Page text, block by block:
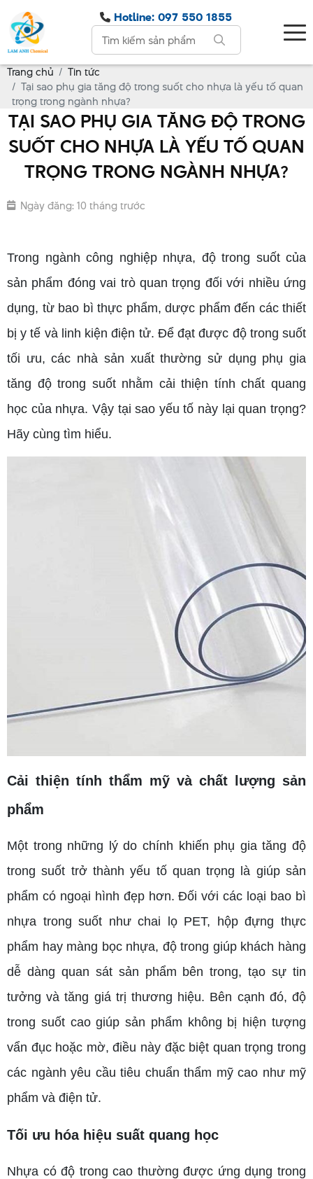
Hotline: 097 550 1855
Trang chủ
Tin tức
Tại sao phụ gia tăng độ trong suốt cho nhựa là yếu tố quan
trọng trong ngành nhựa?
TẠI SAO PHỤ GIA TĂNG ĐỘ TRONG
SUỐT CHO NHỰA LÀ YẾU TỐ QUAN
TRỌNG TRONG NGÀNH NHỰA?
Ngày đăng: 10 tháng trước
Trong ngành công nghiệp nhựa, độ trong suốt của
sản phẩm đóng vai trò quan trọng đối với nhiều ứng
dụng, từ bao bì thực phẩm, dược phẩm đến các thiết
bị y tế và linh kiện điện tử. Để đạt được độ trong suốt
tối ưu, các nhà sản xuất thường sử dụng phụ gia
tăng độ trong suốt nhằm cải thiện tính chất quang
học của nhựa. Vậy tại sao yếu tố này lại quan trọng?
Hãy cùng tìm hiểu.
Cải thiện tính thẩm mỹ và chất lượng sản
phẩm
Một trong những lý do chính khiến phụ gia tăng độ
trong suốt trở thành yếu tố quan trọng là giúp sản
phẩm có ngoại hình đẹp hơn. Đối với các loại bao bì
nhựa trong suốt như chai lọ PET, hộp đựng thực
phẩm hay màng bọc nhựa, độ trong giúp khách hàng
dễ dàng quan sát sản phẩm bên trong, tạo sự tin
tưởng và tăng giá trị thương hiệu. Bên cạnh đó, độ
trong suốt cao giúp sản phẩm không bị hiện tượng
vẩn đục hoặc mờ, điều này đặc biệt quan trọng trong
các ngành yêu cầu tiêu chuẩn thẩm mỹ cao như mỹ
phẩm và điện tử.
Tối ưu hóa hiệu suất quang học
Nhựa có độ trong cao thường được ứng dụng trong